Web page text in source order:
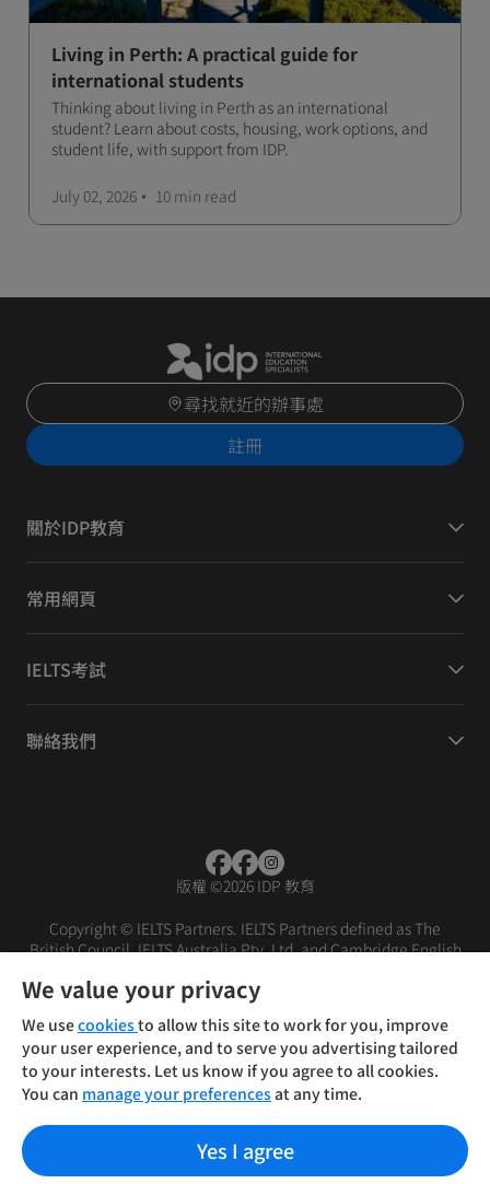
Living in Perth: A practical guide for
international students
Thinking about living in Perth as an international
student? Learn about costs, housing, work options, and
student life, with support from IDP.
July 02, 2026 10 min read
尋找就近的辦事處
註冊
關於IDP教育
常用網頁
IELTS考試
聯絡我們
版權 ©2026 IDP 教育
Copyright © IELTS Partners. IELTS Partners defined as The
British Council, IELTS Australia Pty. Ltd. and Cambridge English
條款 免責聲明
We value your privacy
We usecookiesto allow this site to work for you, improve
your user experience, and to serve you advertising tailored
to your interests. Let us know if you agree to all cookies.
You can manage your preferencesat any time.
Yes I agree